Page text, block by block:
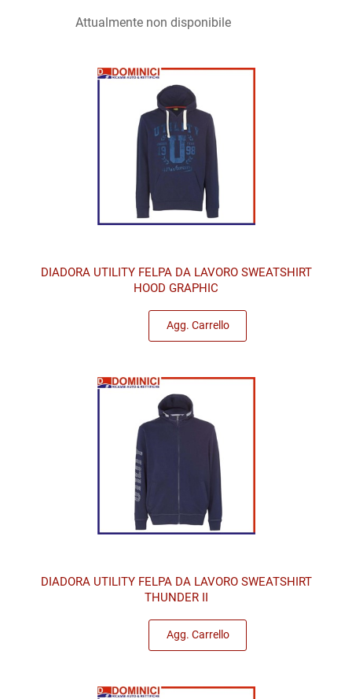
Attualmente non disponibile
DIADORA UTILITY FELPA DA LAVORO SWEATSHIRT
HOOD GRAPHIC
Quantità
Agg. Carrello
DIADORA UTILITY FELPA DA LAVORO SWEATSHIRT
THUNDER II
Quantità
Agg. Carrello